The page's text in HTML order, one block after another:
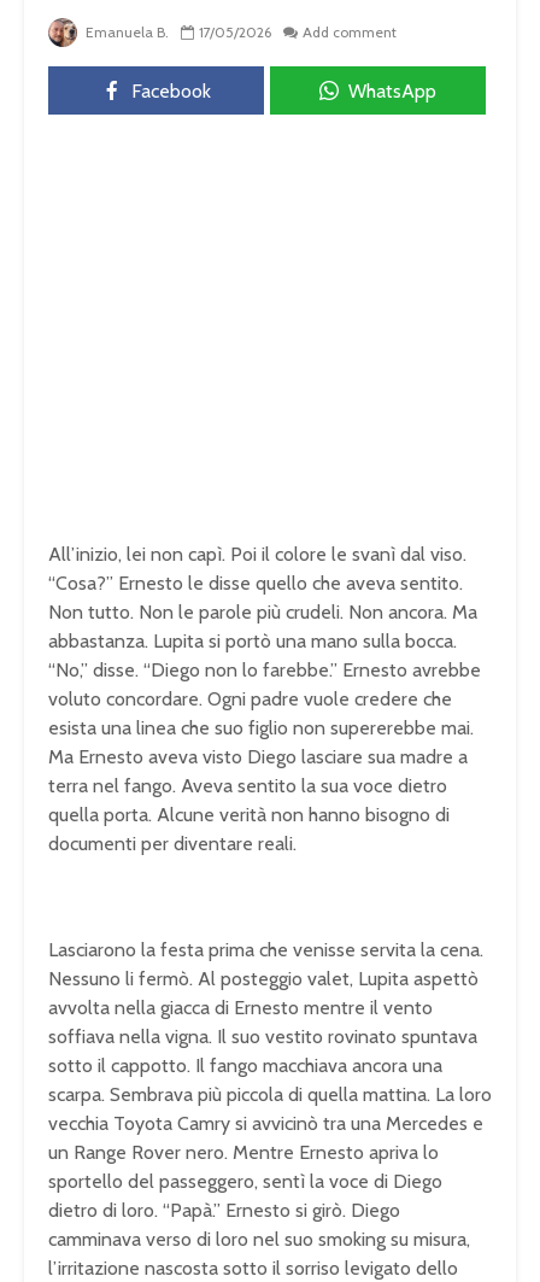
Emanuela B. 17/05/2026 Add comment
Facebook WhatsApp
All’inizio, lei non capì. Poi il colore le svanì dal viso.
“Cosa?” Ernesto le disse quello che aveva sentito.
Non tutto. Non le parole più crudeli. Non ancora. Ma
abbastanza. Lupita si portò una mano sulla bocca.
“No,” disse. “Diego non lo farebbe.” Ernesto avrebbe
voluto concordare. Ogni padre vuole credere che
esista una linea che suo figlio non supererebbe mai.
Ma Ernesto aveva visto Diego lasciare sua madre a
terra nel fango. Aveva sentito la sua voce dietro
quella porta. Alcune verità non hanno bisogno di
documenti per diventare reali.
Lasciarono la festa prima che venisse servita la cena.
Nessuno li fermò. Al posteggio valet, Lupita aspettò
avvolta nella giacca di Ernesto mentre il vento
soffiava nella vigna. Il suo vestito rovinato spuntava
sotto il cappotto. Il fango macchiava ancora una
scarpa. Sembrava più piccola di quella mattina. La loro
vecchia Toyota Camry si avvicinò tra una Mercedes e
un Range Rover nero. Mentre Ernesto apriva lo
sportello del passeggero, sentì la voce di Diego
dietro di loro. “Papà.” Ernesto si girò. Diego
camminava verso di loro nel suo smoking su misura,
l’irritazione nascosta sotto il sorriso levigato dello